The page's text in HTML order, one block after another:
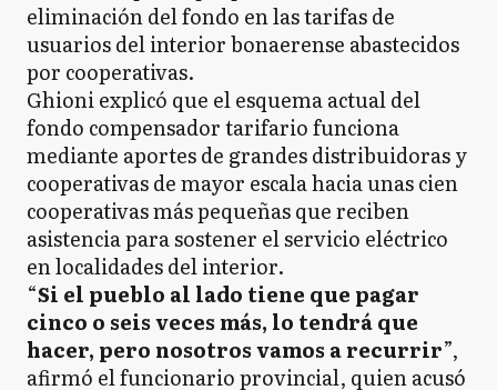
eliminación del fondo en las tarifas de
usuarios del interior bonaerense abastecidos
por cooperativas.
Ghioni explicó que el esquema actual del
fondo compensador tarifario funciona
mediante aportes de grandes distribuidoras y
cooperativas de mayor escala hacia unas cien
cooperativas más pequeñas que reciben
asistencia para sostener el servicio eléctrico
en localidades del interior.
“Si el pueblo al lado tiene que pagar
cinco o seis veces más, lo tendrá que
hacer, pero nosotros vamos a recurrir”,
afirmó el funcionario provincial, quien acusó